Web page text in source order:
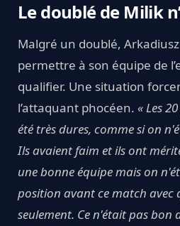
Le doublé de Milik
Malgré un doublé, Arkadiusz
permettre à son équipe de
qualifier. Une situation
l’attaquant phocéen. « Les
été très dures, comme si on
Ils avaient faim et ils ont
une bonne équipe mais on
position avant ce match avec
seulement. Ce n'était pas bon